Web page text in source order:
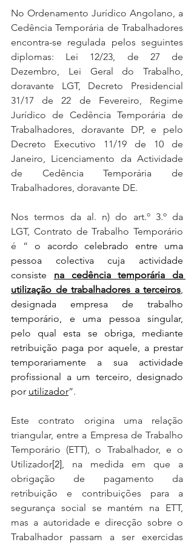
No Ordenamento Jurídico Angolano, a
Cedência Temporária de Trabalhadores
encontra-se regulada pelos seguintes
diplomas: Lei 12/23, de 27 de
Dezembro, Lei Geral do Trabalho,
doravante LGT, Decreto Presidencial
31/17 de 22 de Fevereiro, Regime
Jurídico de Cedência Temporária de
Trabalhadores, doravante DP, e pelo
Decreto Executivo 11/19 de 10 de
Janeiro, Licenciamento da Actividade
de Cedência Temporária de
Trabalhadores, doravante DE.
Nos termos da al. n) do art.º 3.º da
LGT, Contrato de Trabalho Temporário
é “ o acordo celebrado entre uma
pessoa colectiva cuja actividade
consiste na cedência temporária da
utilização de trabalhadores a terceiros,
designada empresa de trabalho
temporário, e uma pessoa singular,
pelo qual esta se obriga, mediante
retribuição paga por aquele, a prestar
temporariamente a sua actividade
profissional a um terceiro, designado
por utilizador”.
Este contrato origina uma relação
triangular, entre a Empresa de Trabalho
Temporário (ETT), o Trabalhador, e o
Utilizador[2], na medida em que a
obrigação de pagamento da
retribuição e contribuições para a
segurança social se mantém na ETT,
mas a autoridade e direcção sobre o
Trabalhador passam a ser exercidas